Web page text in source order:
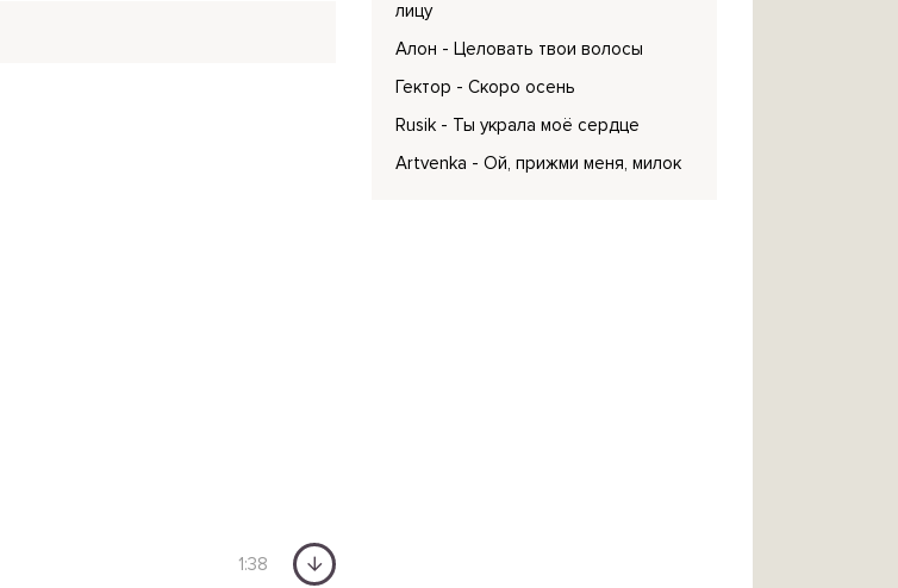
1:38
лицу
Алон - Целовать твои волосы
Гектор - Скоро осень
Rusik - Ты украла моё сердце
Artvenka - Ой, прижми меня, милок